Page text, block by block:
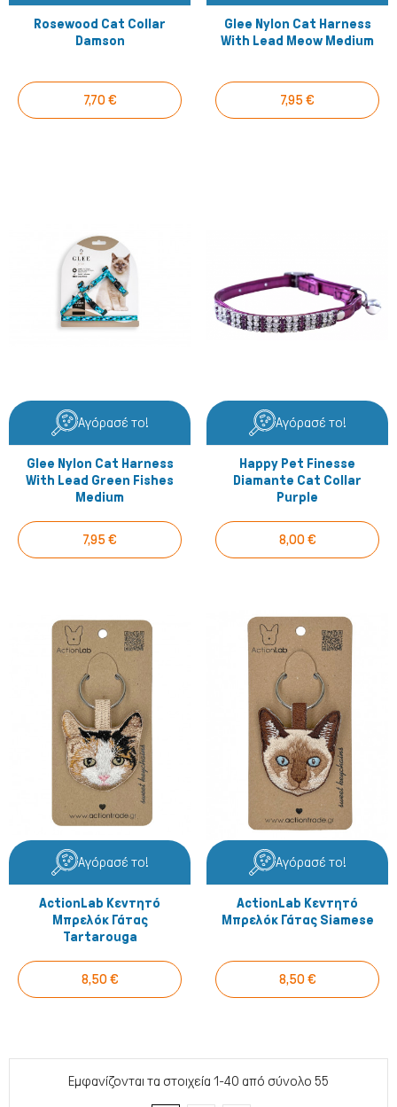
Rosewood Cat Collar
Damson
7,70 €
Glee Nylon Cat Harness
With Lead Meow Medium
7,95 €
Αγόρασέ το!
Glee Nylon Cat Harness
With Lead Green Fishes
Medium
7,95 €
Αγόρασέ το!
Happy Pet Finesse
Diamante Cat Collar
Purple
8,00 €
Αγόρασέ το!
ActionLab Κεντητό
Μπρελόκ Γάτας
Tartarouga
8,50 €
Αγόρασέ το!
ActionLab Κεντητό
Μπρελόκ Γάτας Siamese
8,50 €
Εμφανίζονται τα στοιχεία 1-40 από σύνολο 55